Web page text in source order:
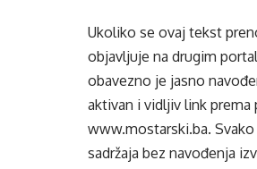
Ukoliko se ovaj tekst
objavljuje na drugim
obavezno je jasno
aktivan i vidljiv link prema
www.mostarski.ba.
sadržaja bez navođenja